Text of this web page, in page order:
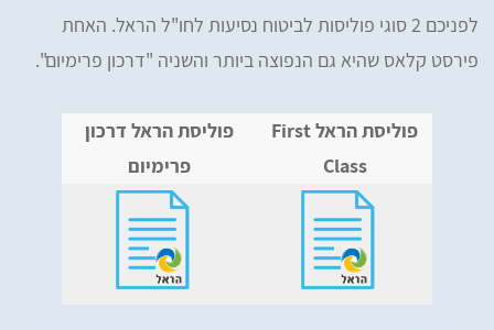
לפניכם 2 סוגי פוליסות לביטוח נסיעות לחו"ל הראל. האחת
פירסט קלאס שהיא גם הנפוצה ביותר והשניה "דרכון פרימיום".
פוליסת הראל First
Class
פוליסת הראל דרכון
פרימיום